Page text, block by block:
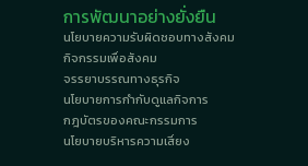
การพัฒนาอย่างยั่งยืน
นโยบายความรับผิดชอบทางสังคม
กิจกรรมเพื่อสังคม
จรรยาบรรณทางธุรกิจ
นโยบายการกำกับดูแลกิจการ
กฎบัตรของคณะกรรมการ
นโยบายบริหารความเสี่ยง